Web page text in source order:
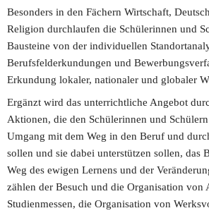
Besonders in den Fächern Wirtschaft,
Religion durchlaufen die Schülerinnen und
Bausteine von der individuellen
Berufsfelderkundungen und
Erkundung lokaler, nationaler und globaler
Ergänzt wird das unterrichtliche Angebot
Aktionen, die den Schülerinnen und
Umgang mit dem Weg in den Beruf und
sollen und sie dabei unterstützen sollen, das
Weg des ewigen Lernens und der
zählen der Besuch und die Organisation von
Studienmessen, die Organisation von